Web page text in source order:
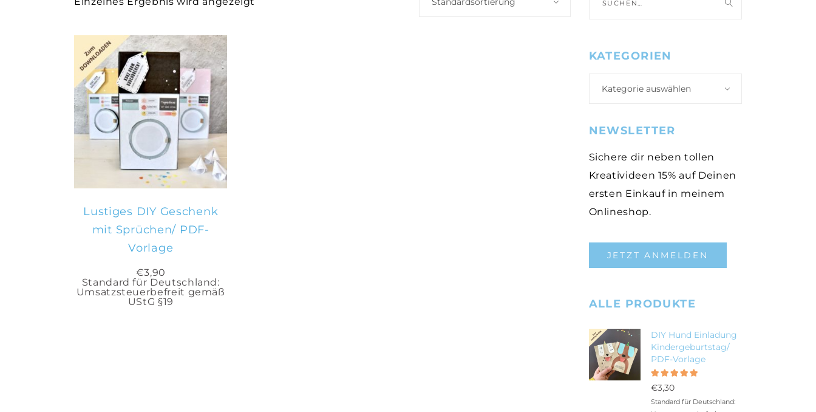
IN DEN
WARENKORB
Lustiges DIY Geschenk
mit Sprüchen/ PDF-
Vorlage
€3,90
Standard für Deutschland:
Umsatzsteuerbefreit gemäß
UStG §19
nach:
KATEGORIEN
Kategorie auswählen
NEWSLETTER
Sichere dir neben tollen
Kreativideen 15% auf Deinen
ersten Einkauf in meinem
Onlineshop.
JETZT ANMELDEN
ALLE PRODUKTE
DIY Hund Einladung
Kindergeburtstag/
PDF-Vorlage
mit5.00
€3,30
Standard für Deutschland: